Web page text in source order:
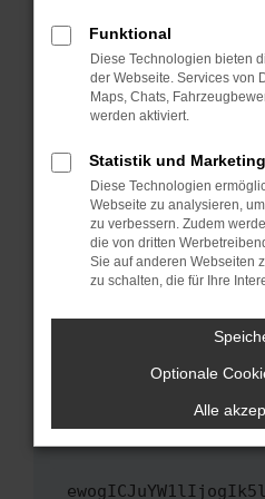
Starte dein Gerät neu.
Das kann manchmal
Probleme zu beheben.
Betriebssystem auf
sind.
Veraltete Software
Sicherheitsrisiko,
führen, dass
unterstützt werden.
Wende dich an den
Wenn du alle oben
hast, kontaktiere uns
versuchen, das
uns diesen Text
Funktional
Diese Technologien bieten
der Webseite. Services von
Maps, Chats,
werden aktiviert.
Statistik und Marketing
Diese Technologien
Webseite zu analysieren,
zu verbessern. Zudem
die von dritten
Sie auf anderen Webseiten
zu schalten, die für Ihre
Optionale
Alle